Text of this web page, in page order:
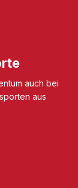
auch bei
aus